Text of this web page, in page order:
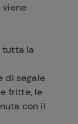
viene
tutta la
di segale
fritte, le
con il